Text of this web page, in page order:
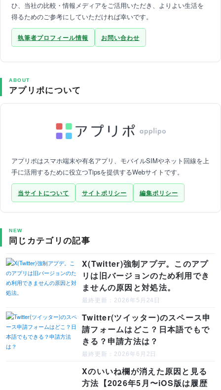
ひ、当社の比較・情報メディアをご活用いただき、よりよい生活を
得るためのご参考にしていただければ幸いです。
執筆者プロフィール情報 お問い合わせ
ABOUT
アプリポについて
アプリポはスマホ端末や有名アプリ、モバイルSIMやネット回線を上
手に活用するために役立つTipsを提供するWebサイトです。
当サイトについて サイトポリシー 編集ポリシー
NEW
同じカテゴリの記事
X(Twitter)強制アプデ。このアプ
リは旧バージョンのため利用でき
ませんの原因と対処法。
最終更新：2026年5月24日
Twitter(ツイッター)のスペース申
請フォームはどこ？日本語でもで
きる？申請方法は？
最終更新：2026年6月2日
Xのいいね欄が消えた原因と見る
方法【2026年5月〜iOS版は履歴